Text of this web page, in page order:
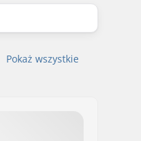
Pokaż wszystkie